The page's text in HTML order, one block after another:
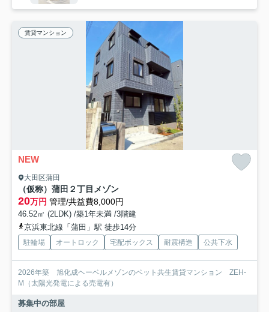
賃貸マンション
NEW
大田区蒲田
（仮称）蒲田２丁目メゾン
20万円 管理/共益費8,000円
46.52㎡ (2LDK) /築1年未満 /3階建
京浜東北線「蒲田」駅 徒歩14分
駐輪場 オートロック 宅配ボックス 耐震構造 公共下水
2026年築 旭化成ヘーベルメゾンのペット共生賃貸マンション ZEH-
M（太陽光発電による売電有）
募集中の部屋